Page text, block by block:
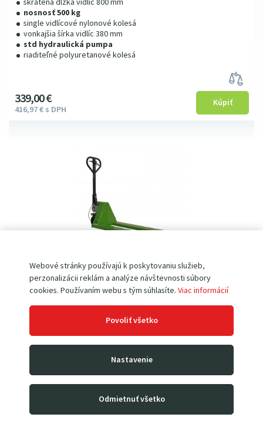
Webové stránky používajú k poskytovaniu služieb,
perzonalizácii reklám a analýze návštevnosti súbory
cookies. Používaním webu s tým súhlasíte. Viac informácií
Povoliť všetko
Nastavenie
Odmietnuť všetko
nosnosť 500 kg
single vidlícové nylonové kolesá
vonkajšia šírka vidlíc 380 mm
std hydraulická pumpa
riaditeľné polyuretanové kolesá
339 00€
416 97€ s DPH
Paletový vozík BFBx • S BRZDOU
pre fixnú aretáciu i spomalenie
vozík
tandemové vidlícové PU kolesá
gumové riaditeľné kolesá
dĺžka vidlíc 1 150 mm
pokovená hydraulická jednotka